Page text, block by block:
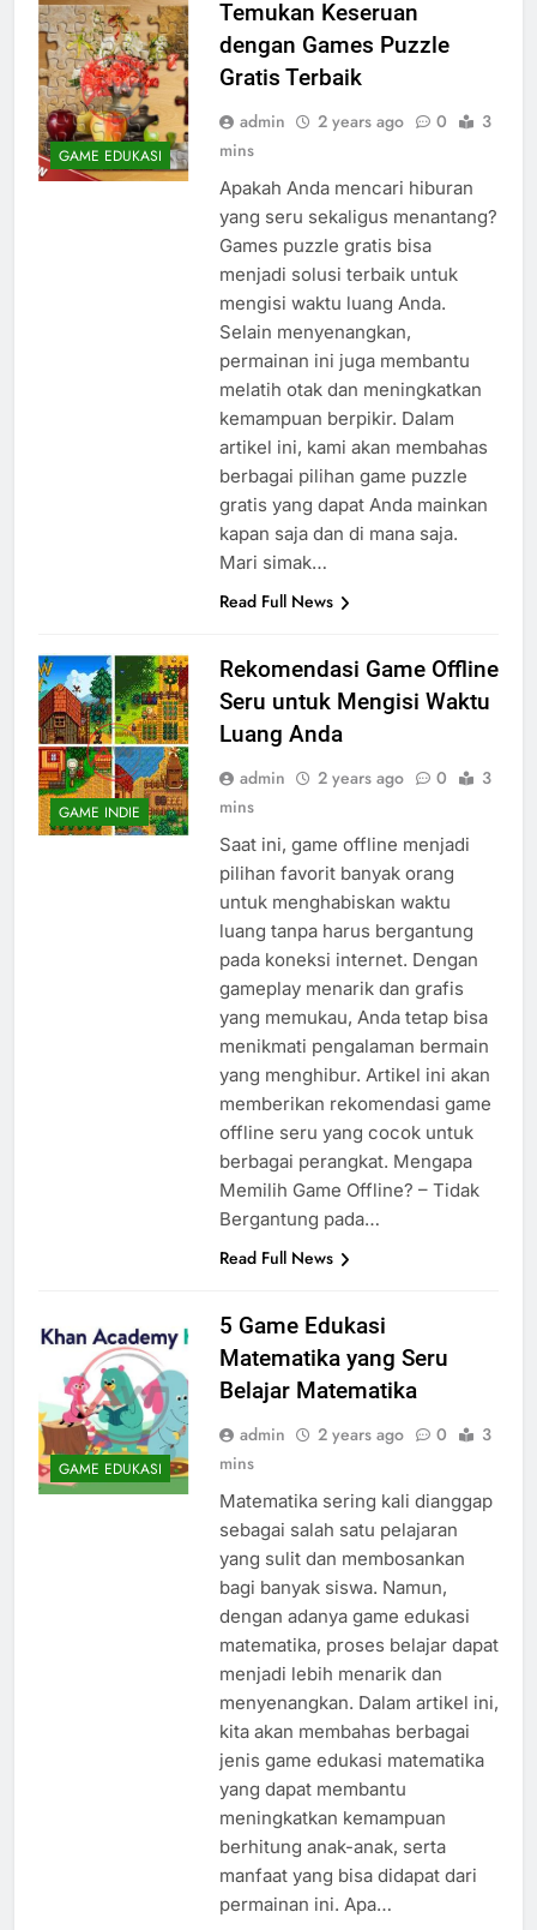
GAME EDUKASI
Temukan Keseruan
dengan Games Puzzle
Gratis Terbaik
admin 2 years ago 0
3
mins
Apakah Anda mencari hiburan
yang seru sekaligus menantang?
Games puzzle gratis bisa
menjadi solusi terbaik untuk
mengisi waktu luang Anda.
Selain menyenangkan,
permainan ini juga membantu
melatih otak dan meningkatkan
kemampuan berpikir. Dalam
artikel ini, kami akan membahas
berbagai pilihan game puzzle
gratis yang dapat Anda mainkan
kapan saja dan di mana saja.
Mari simak…
Read Full News
GAME INDIE
Rekomendasi Game Offline
Seru untuk Mengisi Waktu
Luang Anda
admin 2 years ago 0
3
mins
Saat ini, game offline menjadi
pilihan favorit banyak orang
untuk menghabiskan waktu
luang tanpa harus bergantung
pada koneksi internet. Dengan
gameplay menarik dan grafis
yang memukau, Anda tetap bisa
menikmati pengalaman bermain
yang menghibur. Artikel ini akan
memberikan rekomendasi game
offline seru yang cocok untuk
berbagai perangkat. Mengapa
Memilih Game Offline? – Tidak
Bergantung pada…
Read Full News
GAME EDUKASI
5 Game Edukasi
Matematika yang Seru
Belajar Matematika
admin 2 years ago 0
3
mins
Matematika sering kali dianggap
sebagai salah satu pelajaran
yang sulit dan membosankan
bagi banyak siswa. Namun,
dengan adanya game edukasi
matematika, proses belajar dapat
menjadi lebih menarik dan
menyenangkan. Dalam artikel ini,
kita akan membahas berbagai
jenis game edukasi matematika
yang dapat membantu
meningkatkan kemampuan
berhitung anak-anak, serta
manfaat yang bisa didapat dari
permainan ini. Apa…